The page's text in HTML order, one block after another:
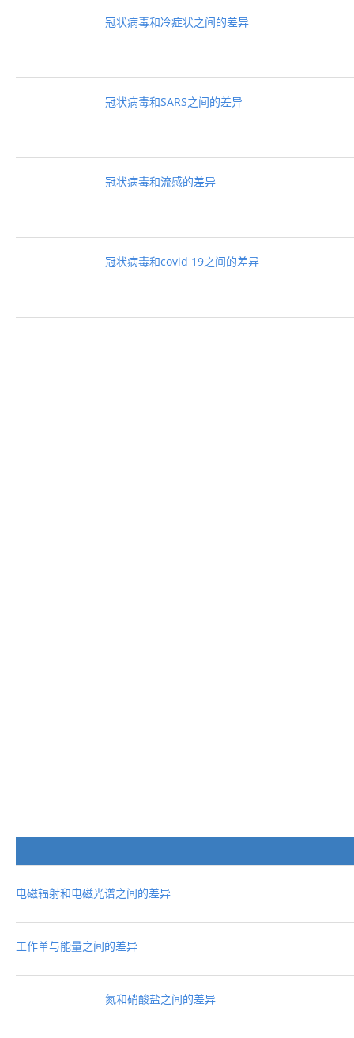
冠状病毒和冷症状之间的差异
冠状病毒和SARS之间的差异
冠状病毒和流感的差异
冠状病毒和covid 19之间的差异
电磁辐射和电磁光谱之间的差异
工作单与能量之间的差异
氮和硝酸盐之间的差异